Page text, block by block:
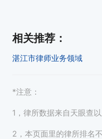
相关推荐 ：
湛江市律师业务领域
*注意：
1，律所数据来自天眼查
2，本页面里的律所排名不